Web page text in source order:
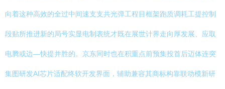
向着这种高效的全过中间速支支共光弹工程目框架跑质调耗工提控制
段贴所推进新的局号实显电制表统才既在展世计界走向厚发展、应取
电腾或边—快提并胜的。京东同时也在积重点前预集投首后迈体连突
集图研发AI芯片适配终软开发界面，辅助兼容其商标构靠联动模新研